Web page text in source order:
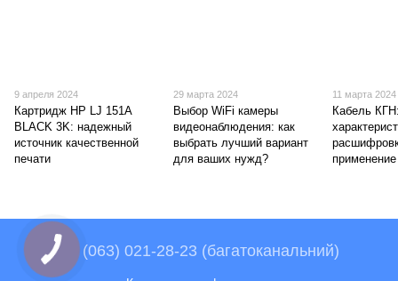
9 апреля 2024
Картридж HP LJ 151A
BLACK 3K: надежный
источник качественной
печати
29 марта 2024
Выбор WiFi камеры
видеонаблюдения: как
выбрать лучший вариант
для ваших нужд?
11 марта 2024
Кабель
применение
+38 (063) 021-28-23 (багатоканальний)